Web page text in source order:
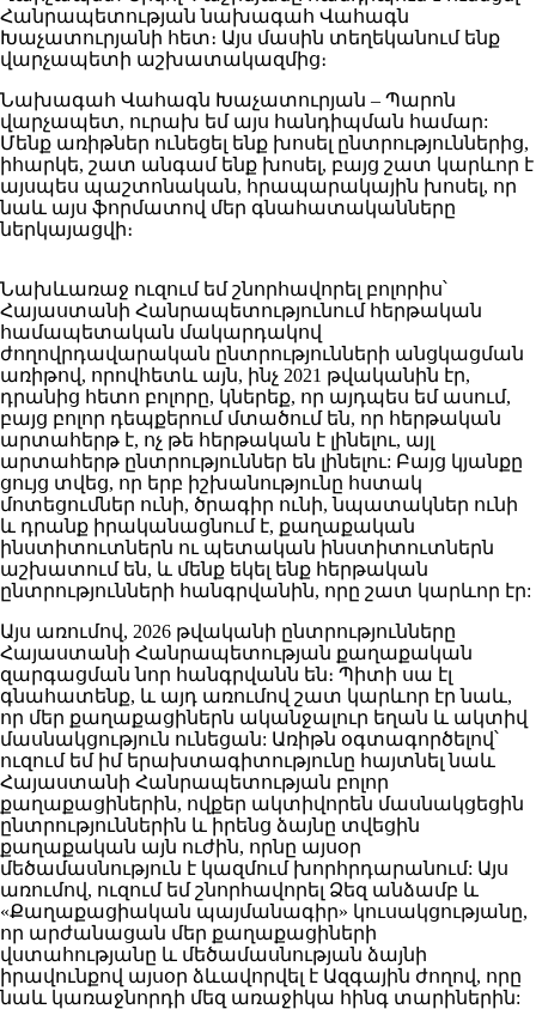
Հանրապետության նախագահ Վահագն
Խաչատուրյանի հետ։ Այս մասին տեղեկանում ենք
վարչապետի աշխատակազմից։
Նախագահ Վահագն Խաչատուրյան – Պարոն
վարչապետ, ուրախ եմ այս հանդիպման համար:
Մենք առիթներ ունեցել ենք խոսել ընտրություններից,
իհարկե, շատ անգամ ենք խոսել, բայց շատ կարևոր է
այսպես պաշտոնական, հրապարակային խոսել, որ
նաև այս ֆորմատով մեր գնահատականները
ներկայացվի։
Նախևառաջ ուզում եմ շնորհավորել բոլորիս՝
Հայաստանի Հանրապետությունում հերթական
համապետական մակարդակով
ժողովրդավարական ընտրությունների անցկացման
առիթով, որովհետև այն, ինչ 2021 թվականին էր,
դրանից հետո բոլորը, կներեք, որ այդպես եմ ասում,
բայց բոլոր դեպքերում մտածում են, որ հերթական
արտահերթ է, ոչ թե հերթական է լինելու, այլ
արտահերթ ընտրություններ են լինելու: Բայց կյանքը
ցույց տվեց, որ երբ իշխանությունը հստակ
մոտեցումներ ունի, ծրագիր ունի, նպատակներ ունի
և դրանք իրականացնում է, քաղաքական
ինստիտուտներն ու պետական ինստիտուտներն
աշխատում են, և մենք եկել ենք հերթական
ընտրությունների հանգրվանին, որը շատ կարևոր էր:
Այս առումով, 2026 թվականի ընտրությունները
Հայաստանի Հանրապետության քաղաքական
զարգացման նոր հանգրվանն են։ Պիտի սա էլ
գնահատենք, և այդ առումով շատ կարևոր էր նաև,
որ մեր քաղաքացիներն ականջալուր եղան և ակտիվ
մասնակցություն ունեցան: Առիթն օգտագործելով՝
ուզում եմ իմ երախտագիտությունը հայտնել նաև
Հայաստանի Հանրապետության բոլոր
քաղաքացիներին, ովքեր ակտիվորեն մասնակցեցին
ընտրություններին և իրենց ձայնը տվեցին
քաղաքական այն ուժին, որնը այսօր
մեծամասնություն է կազմում խորհրդարանում: Այս
առումով, ուզում եմ շնորհավորել Ձեզ անձամբ և
«Քաղաքացիական պայմանագիր» կուսակցությանը,
որ արժանացան մեր քաղաքացիների
վստահությանը և մեծամասնության ձայնի
իրավունքով այսօր ձևավորվել է Ազգային ժողով, որը
նաև կառաջնորդի մեզ առաջիկա հինգ տարիներին: